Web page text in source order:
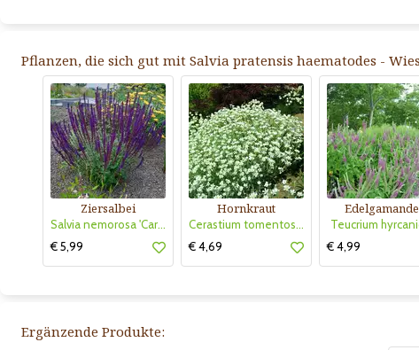
Pflanzen, die sich gut mit Salvia pratensis haematodes -
Ziersalbei
Salvia nemorosa 'Caradonna'
€ 5,99
Hornkraut
Cerastium tomentosum 'Silberteppich'
€ 4,69
Teucrium
€ 4,99
Ergänzende Produkte: